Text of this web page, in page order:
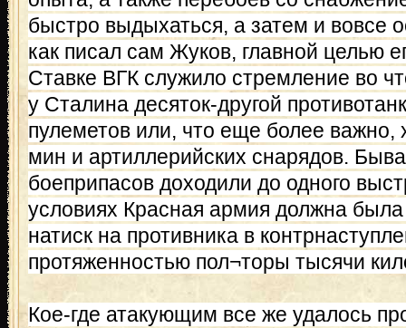
быстро выдыхаться, а затем и вовсе
как писал сам Жуков, главной целью
Ставке ВГК служило стремление во
у Сталина десяток-другой
пулеметов или, что еще более важно,
мин и артиллерийских снарядов.
боеприпасов доходили до одного
условиях Красная армия должна
натиск на противника в
протяженностью пол¬торы тысячи
Кое-где атакующим все же удалось